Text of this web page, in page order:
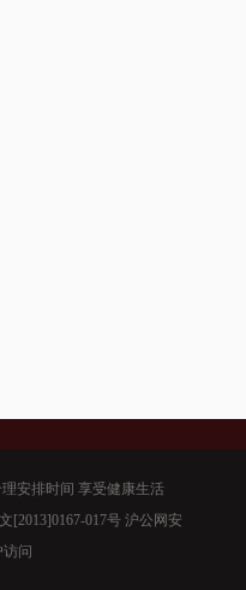
安排时间 享受健康生活
[2013]0167-017号 沪公网安
问